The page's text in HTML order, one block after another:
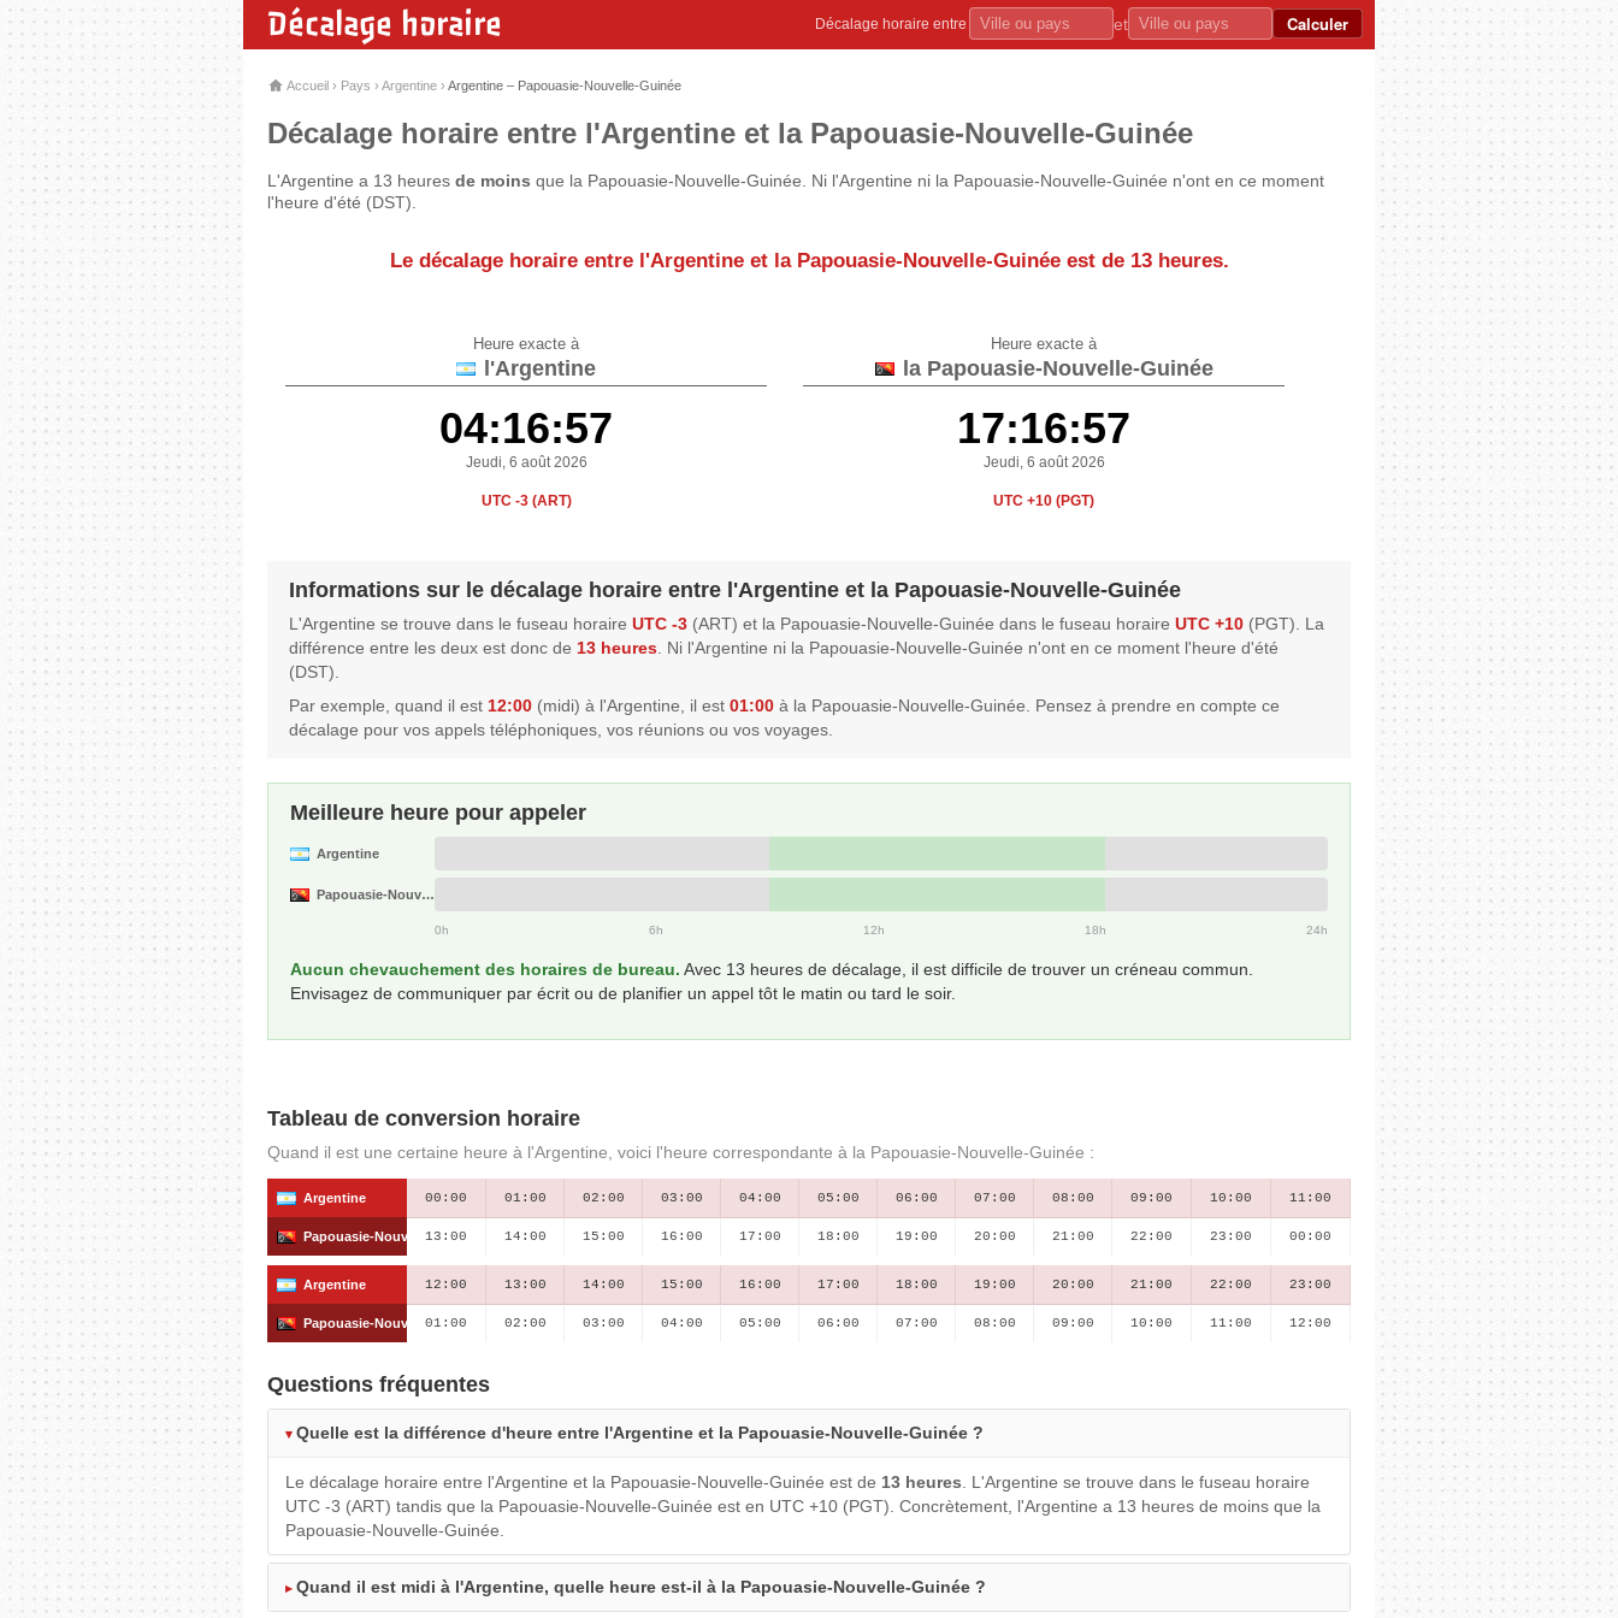
Décalage horaire Décalage horaire entre et Calculer
Accueil › Pays › Argentine › Argentine – Papouasie-Nouvelle-Guinée
Décalage horaire entre l'Argentine et la Papouasie-Nouvelle-Guinée
L'Argentine a 13 heures de moins que la Papouasie-Nouvelle-Guinée. Ni l'Argentine ni la Papouasie-Nouvelle-Guinée n'ont en ce moment
l'heure d'été (DST).
Le décalage horaire entre l'Argentine et la Papouasie-Nouvelle-Guinée est de 13 heures.
Heure exacte à
l'Argentine
04:16:57
Jeudi, 6 août 2026
UTC -3 (ART)
Heure exacte à
la Papouasie-Nouvelle-Guinée
17:16:57
Jeudi, 6 août 2026
UTC +10 (PGT)
Informations sur le décalage horaire entre l'Argentine et la Papouasie-Nouvelle-Guinée
L'Argentine se trouve dans le fuseau horaire UTC -3 (ART) et la Papouasie-Nouvelle-Guinée dans le fuseau horaire UTC +10 (PGT). La
différence entre les deux est donc de 13 heures . Ni l'Argentine ni la Papouasie-Nouvelle-Guinée n'ont en ce moment l'heure d'été
(DST).
Par exemple, quand il est 12:00 (midi) à l'Argentine, il est 01:00 à la Papouasie-Nouvelle-Guinée. Pensez à prendre en compte ce
décalage pour vos appels téléphoniques, vos réunions ou vos voyages.
Meilleure heure pour appeler
Argentine
Papouasie-Nouvelle-Guinée
0h 6h 12h 18h 24h
Aucun chevauchement des horaires de bureau. Avec 13 heures de décalage, il est difficile de trouver un créneau commun.
Envisagez de communiquer par écrit ou de planifier un appel tôt le matin ou tard le soir.
Tableau de conversion horaire
Quand il est une certaine heure à l'Argentine, voici l'heure correspondante à la Papouasie-Nouvelle-Guinée :
Argentine 00:00 01:00 02:00 03:00 04:00 05:00 06:00 07:00 08:00 09:00 10:00 11:00
Papouasie-Nouvelle-Guinée
13:00 14:00 15:00 16:00 17:00 18:00 19:00 20:00 21:00 22:00 23:00 00:00
Argentine 12:00 13:00 14:00 15:00 16:00 17:00 18:00 19:00 20:00 21:00 22:00 23:00
Papouasie-Nouvelle-Guinée
01:00 02:00 03:00 04:00 05:00 06:00 07:00 08:00 09:00 10:00 11:00 12:00
Questions fréquentes
Quelle est la différence d'heure entre l'Argentine et la Papouasie-Nouvelle-Guinée ?
Le décalage horaire entre l'Argentine et la Papouasie-Nouvelle-Guinée est de 13 heures . L'Argentine se trouve dans le fuseau horaire
UTC -3 (ART) tandis que la Papouasie-Nouvelle-Guinée est en UTC +10 (PGT). Concrètement, l'Argentine a 13 heures de moins que la
Papouasie-Nouvelle-Guinée.
Quand il est midi à l'Argentine, quelle heure est-il à la Papouasie-Nouvelle-Guinée ?